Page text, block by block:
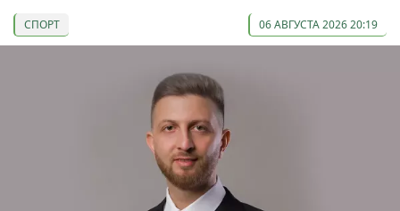
СПОРТ 06 АВГУСТА 2026 20:19